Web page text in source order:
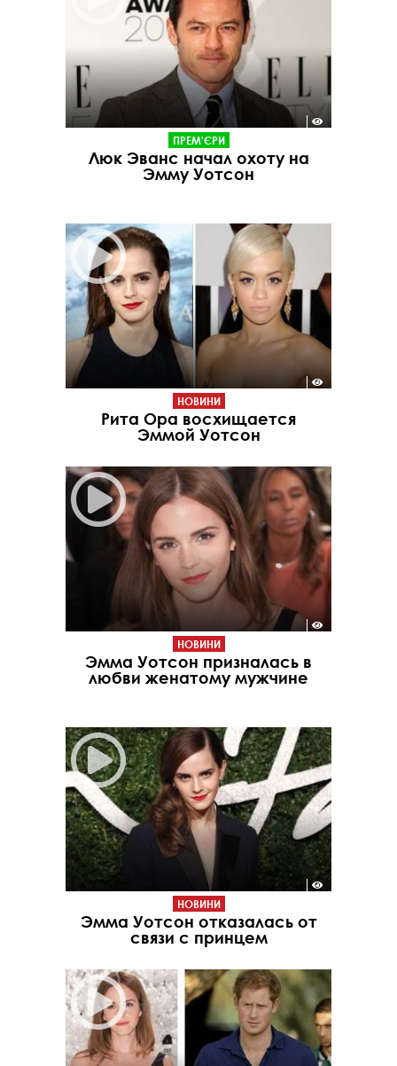
ПРЕМ'ЄРИ
Люк Эванс начал охоту на
Эмму Уотсон
НОВИНИ
Рита Ора восхищается
Эммой Уотсон
НОВИНИ
Эмма Уотсон призналась в
любви женатому мужчине
НОВИНИ
Эмма Уотсон отказалась от
связи с принцем